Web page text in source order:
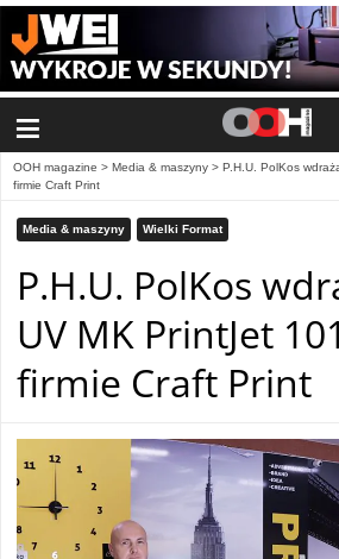
≡
OOH magazine > Media & maszyny > P.H.U. PolKos
firmie Craft Print
Media & maszyny Wielki Format
P.H.U. PolKos
UV MK PrintJet
firmie Craft Print